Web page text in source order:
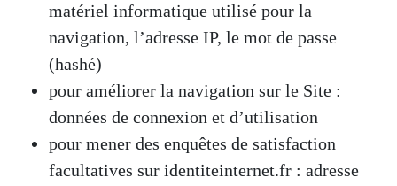
matériel informatique utilisé pour la
navigation, l’adresse IP, le mot de passe
(hashé)
pour améliorer la navigation sur le Site :
données de connexion et d’utilisation
pour mener des enquêtes de satisfaction
facultatives sur identiteinternet.fr : adresse